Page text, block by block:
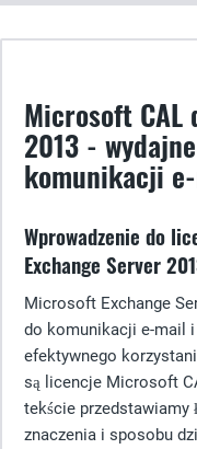
Microsoft CAL
2013 -
komunikacji
Wprowadzenie do
Exchange Server
Microsoft Exchange
do komunikacji e-mail i
efektywnego
są licencje Microsoft
tekście przedstawiamy
znaczenia i sposobu